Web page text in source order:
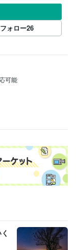
フォロー26
可能